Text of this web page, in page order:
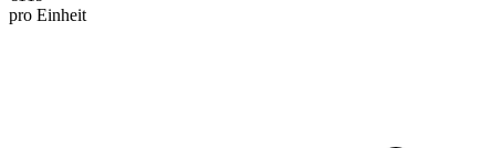
pro Einheit